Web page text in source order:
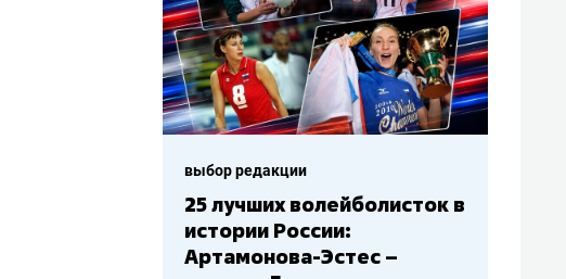
выбор редакции
Бюджеты клубов КХЛ: СКА
– главный мажор, «Ак
Барс» – второй, «Салават